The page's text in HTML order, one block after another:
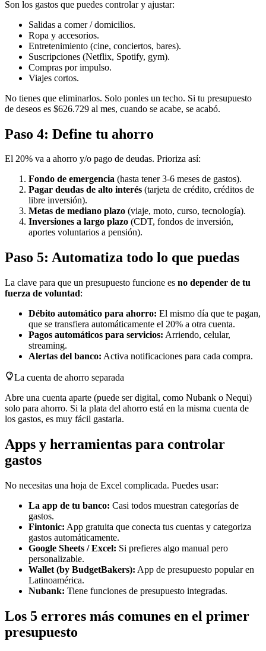
Son los gastos que puedes controlar y ajustar:
Salidas a comer / domicilios.
Ropa y accesorios.
Entretenimiento (cine, conciertos, bares).
Suscripciones (Netflix, Spotify, gym).
Compras por impulso.
Viajes cortos.
No tienes que eliminarlos. Solo ponles un techo. Si tu presupuesto
de deseos es $626.729 al mes, cuando se acabe, se acabó.
Paso 4: Define tu ahorro
El 20% va a ahorro y/o pago de deudas. Prioriza así:
Fondo de emergencia (hasta tener 3-6 meses de gastos).
Pagar deudas de alto interés (tarjeta de crédito, créditos de
libre inversión).
Metas de mediano plazo (viaje, moto, curso, tecnología).
Inversiones a largo plazo (CDT, fondos de inversión,
aportes voluntarios a pensión).
Paso 5: Automatiza todo lo que puedas
La clave para que un presupuesto funcione es no depender de tu
fuerza de voluntad:
Débito automático para ahorro: El mismo día que te pagan,
que se transfiera automáticamente el 20% a otra cuenta.
Pagos automáticos para servicios: Arriendo, celular,
streaming.
Alertas del banco: Activa notificaciones para cada compra.
La cuenta de ahorro separada
Abre una cuenta aparte (puede ser digital, como Nubank o Nequi)
solo para ahorro. Si la plata del ahorro está en la misma cuenta de
los gastos, es muy fácil gastarla.
Apps y herramientas para controlar
gastos
No necesitas una hoja de Excel complicada. Puedes usar:
La app de tu banco: Casi todos muestran categorías de
gastos.
Fintonic: App gratuita que conecta tus cuentas y categoriza
gastos automáticamente.
Google Sheets / Excel: Si prefieres algo manual pero
personalizable.
Wallet (by BudgetBakers): App de presupuesto popular en
Latinoamérica.
Nubank: Tiene funciones de presupuesto integradas.
Los 5 errores más comunes en el primer
presupuesto